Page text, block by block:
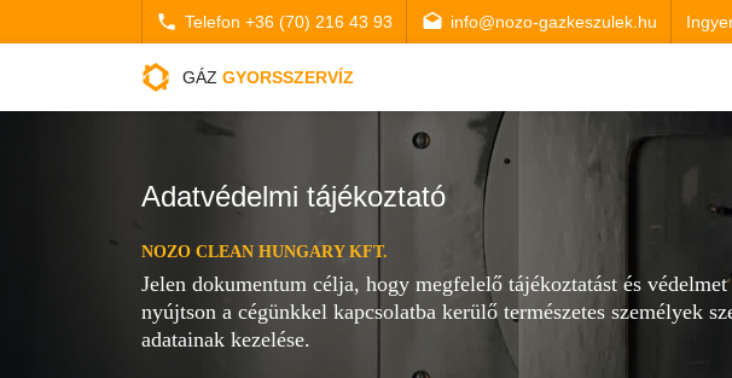
Telefon +36 (70) 216 43 93 info@nozo-gazkeszulek.hu
GÁZ GYORSSZERVÍZ
Adatvédelmi tájékoztató
NOZO CLEAN HUNGARY KFT.
Jelen dokumentum célja, hogy megfelelő tájékoztatást és védelmet
nyújtson a cégünkkel kapcsolatba kerülő természetes személyek
adatainak kezelése.